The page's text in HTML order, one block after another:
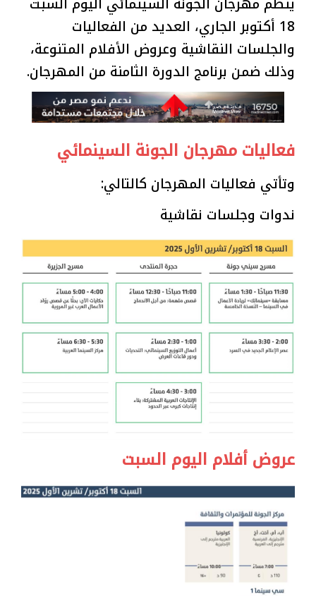
18 أكتوبر الجاري، العديد من الفعاليات
والجلسات النقاشية وعروض الأفلام المتنوعة،
وذلك ضمن برنامج الدورة الثامنة من المهرجان.
فعاليات مهرجان الجونة السينمائي
وتأتي فعاليات المهرجان كالتالي:
ندوات وجلسات نقاشية
عروض أفلام اليوم السبت